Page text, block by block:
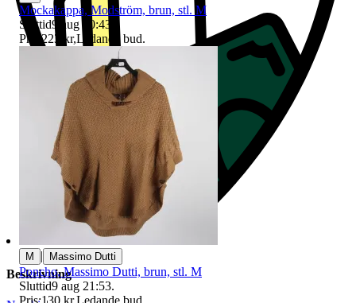
Beskrivning
Mockakappa, Modström, brun, stl. M
Sluttid9 aug 20:43
Pris:223 kr,Ledande bud.
M | Massimo Dutti
Poncho, Massimo Dutti, brun, stl. M
Sluttid9 aug 21:53.
Pris:130 kr,Ledande bud.